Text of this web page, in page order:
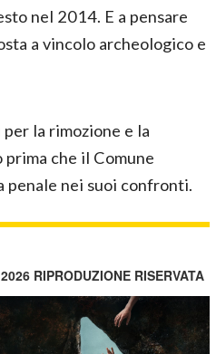
nel 2014. E a pensare
a vincolo archeologico e
la rimozione e la
che il Comune
penale nei suoi confronti.
RIPRODUZIONE RISERVATA